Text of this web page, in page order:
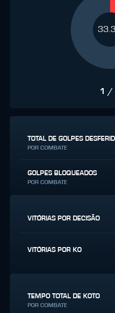
1 /
TOTAL DE GOLPES
POR COMBATE
GOLPES BLOQUEADOS
POR COMBATE
VITÓRIAS POR DECISÃO
VITÓRIAS POR KO
TEMPO TOTAL DE KOTO
POR COMBATE